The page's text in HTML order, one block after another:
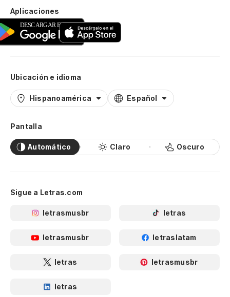
Aplicaciones
Ubicación e idioma
Hispanoamérica Español
Pantalla
Automático Claro Oscuro
Sigue a Letras.com
letrasmusbr letras
letrasmusbr letraslatam
letras letrasmusbr
letras